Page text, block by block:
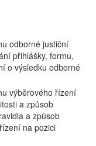
odborné justiční
přihlášky, formu,
o výsledku odborné
výběrového řízení
a způsob
a způsob
na pozici